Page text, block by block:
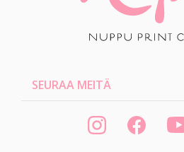
SEURAA MEITÄ